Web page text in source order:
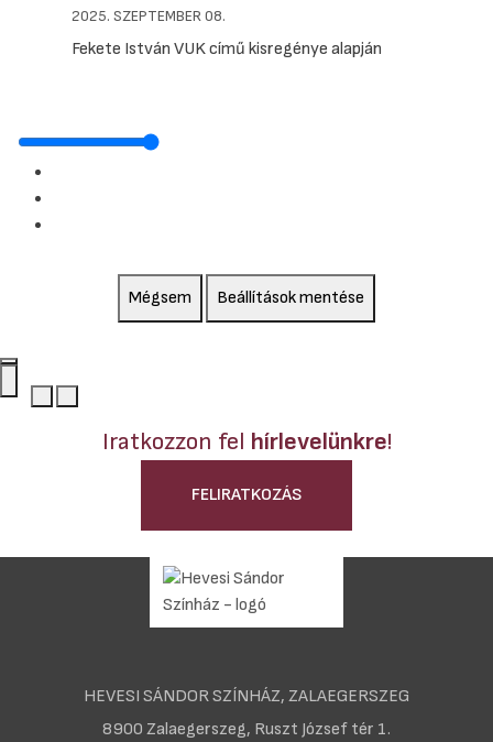
2025. SZEPTEMBER 08.
Fekete István VUK című kisregénye alapján
Mégsem Beállítások mentése
Iratkozzon fel hírlevelünkre!
FELIRATKOZÁS
HEVESI SÁNDOR SZÍNHÁZ, ZALAEGERSZEG
8900 Zalaegerszeg, Ruszt József tér 1.